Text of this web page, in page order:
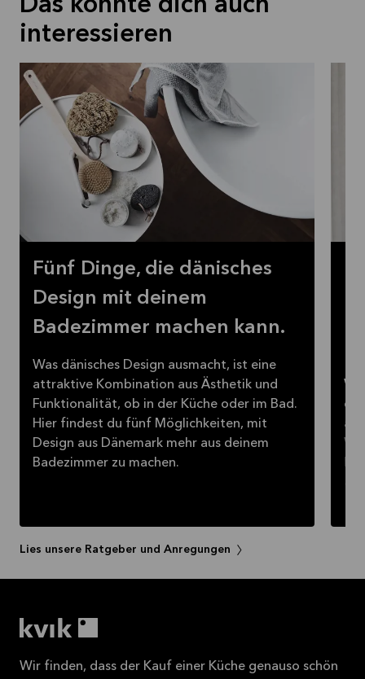
Das könnte dich auch
interessieren
Fünf Dinge, die dänisches
Design mit deinem
Badezimmer machen kann.
Was dänisches Design ausmacht, ist eine
attraktive Kombination aus Ästhetik und
Funktionalität, ob in der Küche oder im Bad.
Hier findest du fünf Möglichkeiten, mit
Design aus Dänemark mehr aus deinem
Badezimmer zu machen.
Lies unsere Ratgeber und Anregungen
Wir finden, dass der Kauf einer Küche genauso schön